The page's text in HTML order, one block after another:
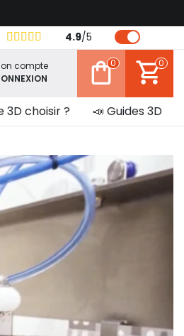
4.9/5
compte
0 0
3D choisir ? 📣 Guides 3D